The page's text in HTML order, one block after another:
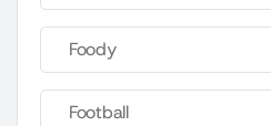
Foody
Football